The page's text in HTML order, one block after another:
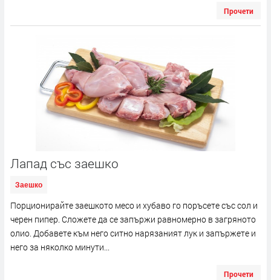
Прочети
Лапад със заешко
Заешко
Порционирайте заешкото месо и хубаво го поръсете със сол и
черен пи­пер. Сложете да се запържи равномерно в загряното
олио. Добавете към него ситно нарязаният лук и запържете и
него за няколко минути...
Прочети